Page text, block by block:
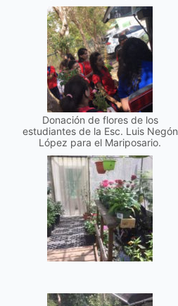
Donación de flores de los
estudiantes de la Esc. Luis Negón
López para el Mariposario.